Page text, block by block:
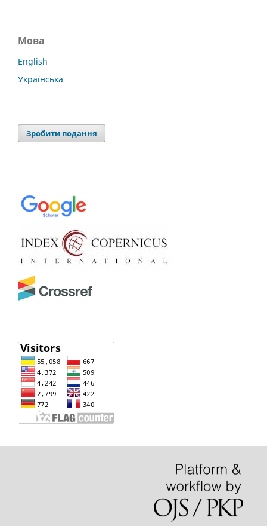
Мова
English
Українська
Зробити подання